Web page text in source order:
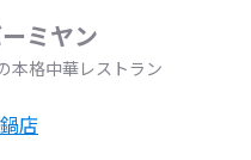
ミヤン
本格中華レストラン
店